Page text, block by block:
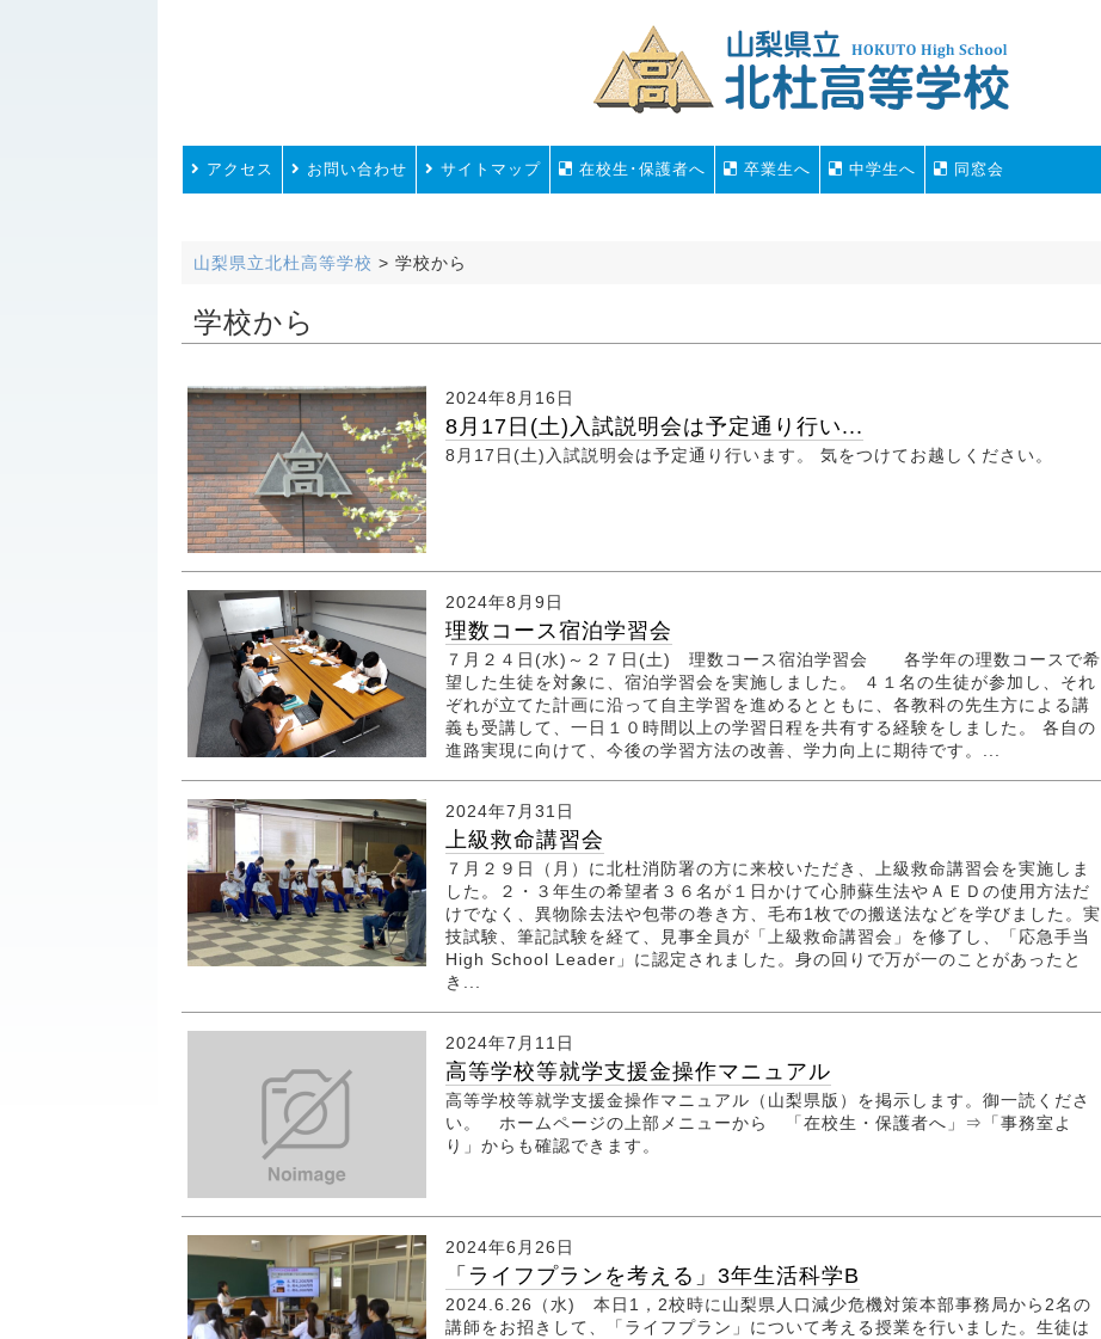
アクセス お問い合わせ サイトマップ 在校生･保護者へ 卒業生へ 中学生へ 同窓会
山梨県立北杜高等学校 > 学校から
学校から
2024年8月16日
8月17日(土)入試説明会は予定通り行い...
8月17日(土)入試説明会は予定通り行います。 気をつけてお越しください。
2024年8月9日
理数コース宿泊学習会
７月２４日(水)～２７日(土) 理数コース宿泊学習会 各学年の理数コースで希
望した生徒を対象に、宿泊学習会を実施しました。 ４１名の生徒が参加し、それ
ぞれが立てた計画に沿って自主学習を進めるとともに、各教科の先生方による講
義も受講して、一日１０時間以上の学習日程を共有する経験をしました。 各自の
進路実現に向けて、今後の学習方法の改善、学力向上に期待です。...
2024年7月31日
上級救命講習会
７月２９日（月）に北杜消防署の方に来校いただき、上級救命講習会を実施しま
した。２・３年生の希望者３６名が１日かけて心肺蘇生法やＡＥＤの使用方法だ
けでなく、異物除去法や包帯の巻き方、毛布1枚での搬送法などを学びました。実
技試験、筆記試験を経て、見事全員が「上級救命講習会」を修了し、「応急手当
High School Leader」に認定されました。身の回りで万が一のことがあったと
き...
2024年7月11日
高等学校等就学支援金操作マニュアル
高等学校等就学支援金操作マニュアル（山梨県版）を掲示します。御一読くださ
い。 ホームページの上部メニューから 「在校生・保護者へ」⇒「事務室よ
り」からも確認できます。
2024年6月26日
「ライフプランを考える」3年生活科学B
2024.6.26（水) 本日1，2校時に山梨県人口減少危機対策本部事務局から2名の
講師をお招きして、「ライフプラン」について考える授業を行いました。生徒は